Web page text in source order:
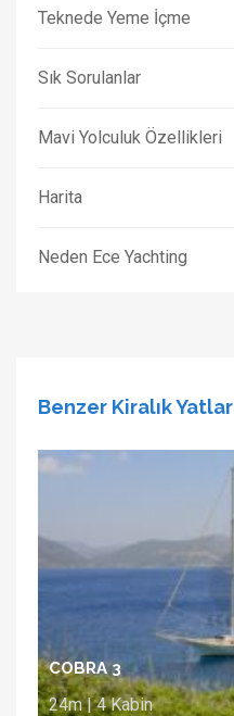
Teknede Yeme İçme
Sık Sorulanlar
Mavi Yolculuk Özellikleri
Harita
Neden Ece Yachting
Benzer Kiralık Yatlar
COBRA 3
24m | 4 Kabin